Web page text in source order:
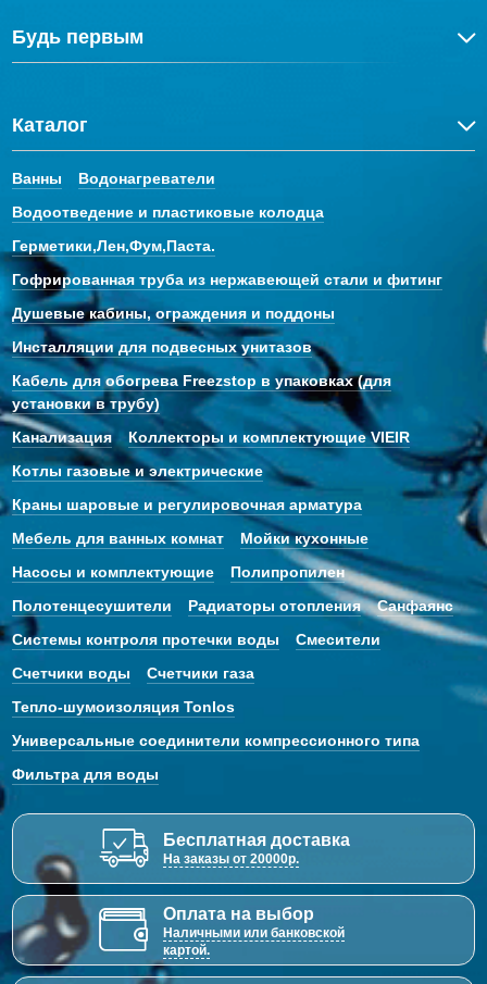
Будь первым
Каталог
Ванны
Водонагреватели
Водоотведение и пластиковые колодца
Герметики,Лен,Фум,Паста.
Гофрированная труба из нержавеющей стали и фитинг
Душевые кабины, ограждения и поддоны
Инсталляции для подвесных унитазов
Кабель для обогрева Freezstop в упаковках (для
установки в трубу)
Канализация
Коллекторы и комплектующие VIEIR
Котлы газовые и электрические
Краны шаровые и регулировочная арматура
Мебель для ванных комнат
Мойки кухонные
Насосы и комплектующие
Полипропилен
Полотенцесушители
Радиаторы отопления
Санфаянс
Системы контроля протечки воды
Смесители
Счетчики воды
Счетчики газа
Тепло-шумоизоляция Tonlos
Универсальные соединители компрессионного типа
Фильтра для воды
Бесплатная доставка
На заказы от 20000р.
Оплата на выбор
Наличными или банковской
картой.